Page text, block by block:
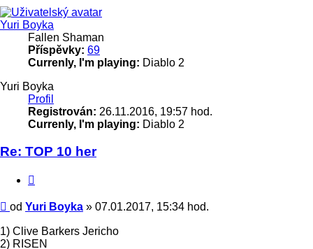
Yuri Boyka
Fallen Shaman
Příspěvky: 69
Currenly, I'm playing: Diablo 2
Yuri Boyka
Profil
Registrován: 26.11.2016, 19:57 hod.
Currenly, I'm playing: Diablo 2
Re: TOP 10 her
Příspěvek
od Yuri Boyka » 07.01.2017, 15:34 hod.
1) Clive Barkers Jericho
2) RISEN